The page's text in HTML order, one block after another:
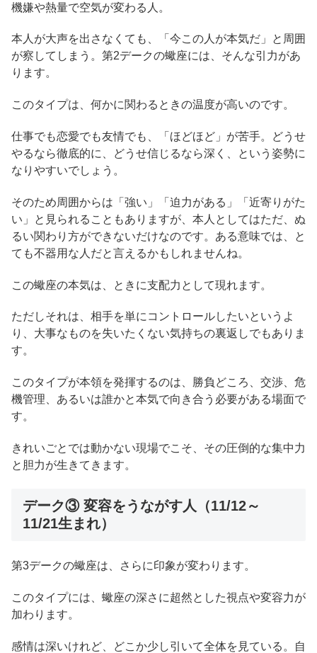
機嫌や熱量で空気が変わる人。
本人が大声を出さなくても、「今この人が本気だ」と周囲
が察してしまう。第2デークの蠍座には、そんな引力があ
ります。
このタイプは、何かに関わるときの温度が高いのです。
仕事でも恋愛でも友情でも、「ほどほど」が苦手。どうせ
やるなら徹底的に、どうせ信じるなら深く、という姿勢に
なりやすいでしょう。
そのため周囲からは「強い」「迫力がある」「近寄りがた
い」と見られることもありますが、本人としてはただ、ぬ
るい関わり方ができないだけなのです。ある意味では、と
ても不器用な人だと言えるかもしれませんね。
この蠍座の本気は、ときに支配力として現れます。
ただしそれは、相手を単にコントロールしたいというよ
り、大事なものを失いたくない気持ちの裏返しでもありま
す。
このタイプが本領を発揮するのは、勝負どころ、交渉、危
機管理、あるいは誰かと本気で向き合う必要がある場面で
す。
きれいごとでは動かない現場でこそ、その圧倒的な集中力
と胆力が生きてきます。
デーク③ 変容をうながす人（11/12～
11/21生まれ）
第3デークの蠍座は、さらに印象が変わります。
このタイプには、蠍座の深さに超然とした視点や変容力が
加わります。
感情は深いけれど、どこか少し引いて全体を見ている。自